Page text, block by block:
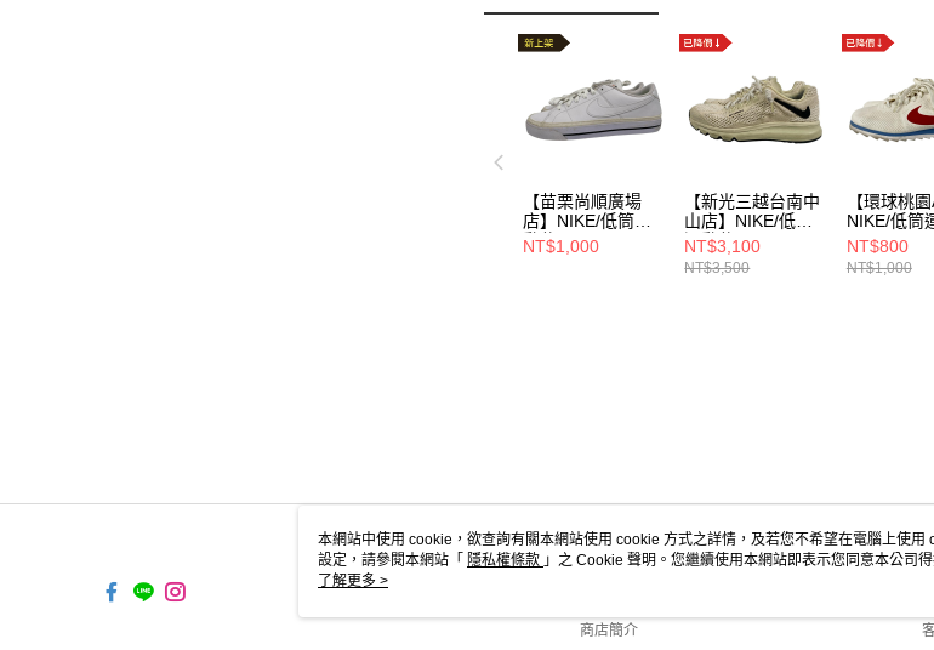
【苗栗尚順廣場
店】NIKE/低筒運
動休閒
鞋/25.5cm/DH316
NT$1,000
【新光三越台南中
山店】NIKE/低筒
運動休閒
鞋/25.5cm/DM644
7-200
NT$3,100
NT$3,500
【環球桃園
NIKE/低筒
閒
鞋/25.5cm/
-106
NT$800
NT$1,000
關於我們
商店簡介
本網站中使用 cookie，欲查詢有關本網站使用 cookie 方式之詳情，及若您不希望在電腦上使用
設定，請參閱本網站「 隱私權條款 」之 Cookie 聲明。您繼續使用本網站即表示您同意本公司
使用 cookie。
了解更多 >